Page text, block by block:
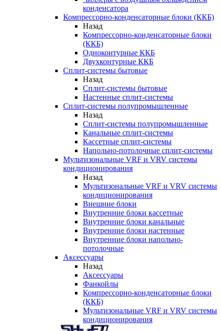
конденсатора
Компрессорно-конденсаторные блоки (ККБ)
Назад
Компрессорно-конденсаторные блоки
(ККБ)
Одноконтурные ККБ
Двухконтурные ККБ
Сплит-системы бытовые
Назад
Сплит-системы бытовые
Настенные сплит-системы
Сплит-системы полупромышленные
Назад
Сплит-системы полупромышленные
Канальные сплит-системы
Кассетные сплит-системы
Напольно-потолочные сплит-системы
Мультизональные VRF и VRV системы
кондиционирования
Назад
Мультизональные VRF и VRV системы
кондиционирования
Внешние блоки
Внутренние блоки кассетные
Внутренние блоки канальные
Внутренние блоки настенные
Внутренние блоки напольно-
потолочные
Аксессуары
Назад
Аксессуары
Фанкойлы
Компрессорно-конденсаторные блоки
(ККБ)
Мультизональные VRF и VRV системы
кондиционирования